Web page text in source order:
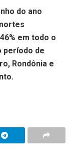
do ano
em todo o
período de
Rondônia e